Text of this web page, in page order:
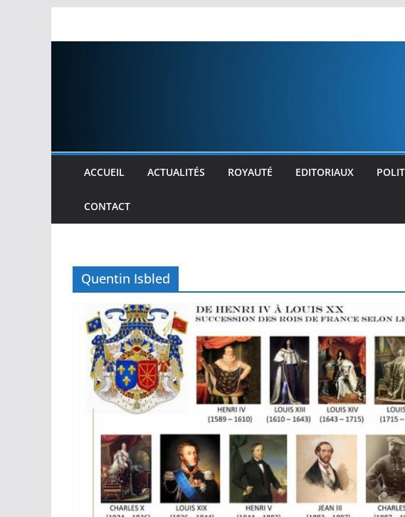
ACCUEIL ACTUALITÉS ROYAUTÉ EDITORIAUX
CONTACT
Quentin Isbled